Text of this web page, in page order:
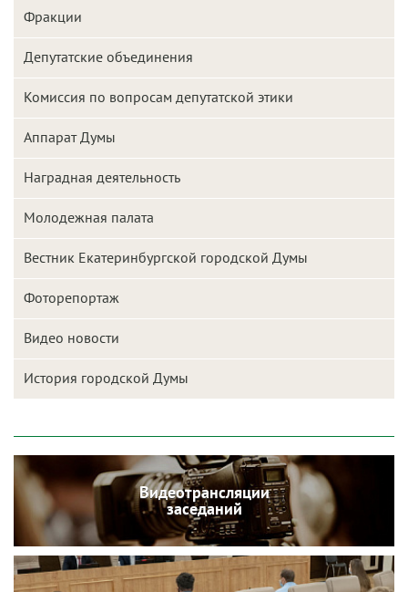
Фракции
Депутатские объединения
Комиссия по вопросам депутатской этики
Аппарат Думы
Наградная деятельность
Молодежная палата
Вестник Екатеринбургской городской Думы
Фоторепортаж
Видео новости
История городской Думы
Видеотрансляции
заседаний